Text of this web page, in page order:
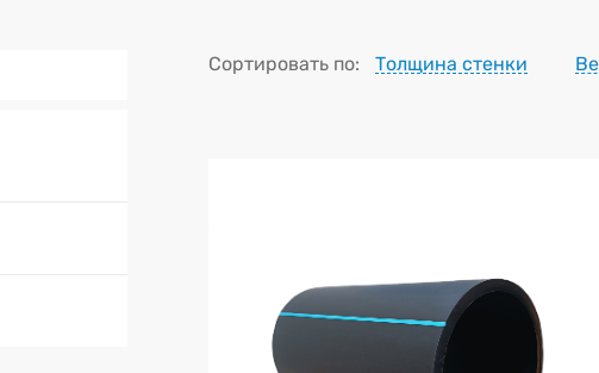
Сортировать по: Толщина стенки